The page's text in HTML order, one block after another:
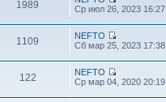
1989
Ср июл 26, 2023 16:27
1109
NEFTO
Сб мар 25, 2023 17:38
122
NEFTO
Ср мар 04, 2020 20:19